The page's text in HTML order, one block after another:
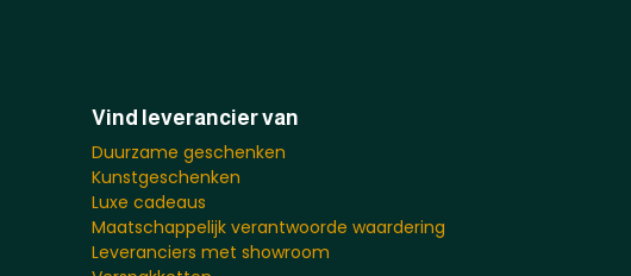
Vind leverancier van
Duurzame geschenken
Kunstgeschenken
Luxe cadeaus
Maatschappelijk verantwoorde waardering
Leveranciers met showroom